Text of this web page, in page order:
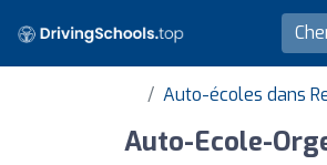
Auto-écoles dans
Auto-Ecole-